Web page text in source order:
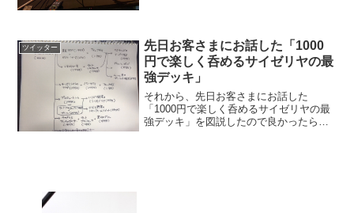
ツイッター
先日お客さまにお話した「1000
円で楽しく呑めるサイゼリヤの最
強デッキ」
それから、先日お客さまにお話した
「1000円で楽しく呑めるサイゼリヤの最
強デッキ」を図説したので良かったら活